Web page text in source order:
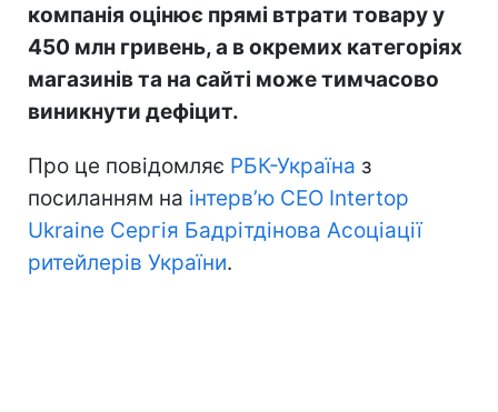
компанія оцінює прямі втрати товару у
450 млн гривень, а в окремих категоріях
магазинів та на сайті може тимчасово
виникнути дефіцит.
Про це повідомляє РБК-Україна з
посиланням на інтерв’ю CEO Intertop
Ukraine Сергія Бадрітдінова Асоціації
ритейлерів України.